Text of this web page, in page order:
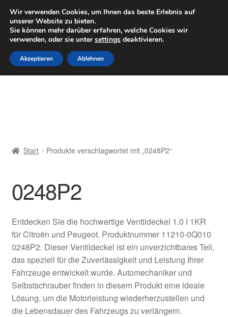
LIEFERUNG ab 6 EUR
Mo–Fr 9–16 Uhr · 0175 7465658
Zur
Navigation
springen
Zum
Inhalt
springen
Datenschutz-Bestimmungen
Impressum
Kasse
Kontakt
Lieferung
Start Produkte verschlagwortet mit „0248P2“
0248P2
Entdecken Sie die hochwertige Ventildeckel 1.0 I 1KR
für Citroën und Peugeot, Produktnummer 11210-0Q010
0248P2. Dieser Ventildeckel ist ein unverzichtbares Teil,
das speziell für die Zuverlässigkeit und Leistung Ihrer
Fahrzeuge entwickelt wurde. Automechaniker und
Selbstschrauber finden in diesem Produkt eine ideale
Lösung, um die Motorleistung wiederherzustellen und
die Lebensdauer des Fahrzeugs zu verlängern.
Wir verwenden Cookies, um Ihnen das beste Erlebnis auf
unserer Website zu bieten.
Sie können mehr darüber erfahren, welche Cookies wir
verwenden, oder sie untersettings deaktivieren.
Akzeptieren Ablehnen